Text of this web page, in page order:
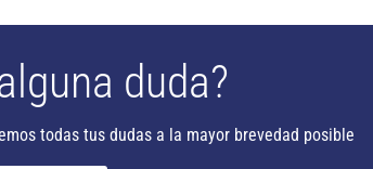
duda?
todas tus dudas a la mayor brevedad posible